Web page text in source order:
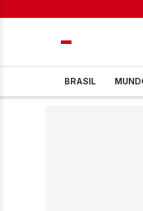
BRASIL